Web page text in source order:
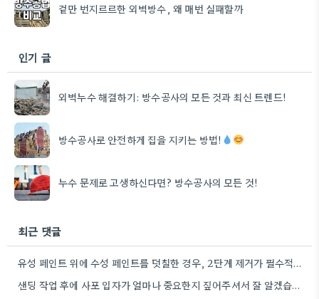
겉만 번지르르한 외벽방수, 왜 매번 실패할까
인기 글
외벽누수 해결하기: 방수공사의 모든 것과 최신 트렌드!
방수공사로 안전하게 집을 지키는 방법!
누수 문제로 고생하신다면? 방수공사의 모든 것!
최근 댓글
유성 페인트 위에 수성 페인트를 덧칠한 경우, 2단계 제거가 필수적이라는 점을 강조해야겠네요.
샌딩 작업 후에 사포 입자가 얼마나 중요한지 짚어주셔서 잘 알겠습니다. 특히 얇은 사포를 여러 번…